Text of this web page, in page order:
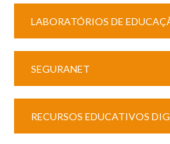
LABORATÓRIOS DE
SEGURANET
RECURSOS EDUCATIVOS